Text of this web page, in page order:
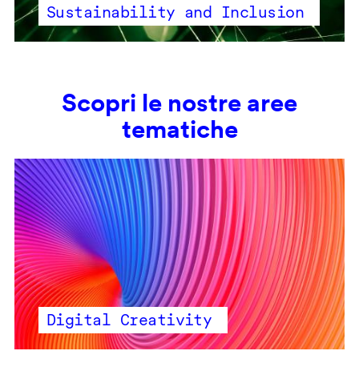
Sustainability and Inclusion
Scopri le nostre aree
tematiche
Digital Creativity